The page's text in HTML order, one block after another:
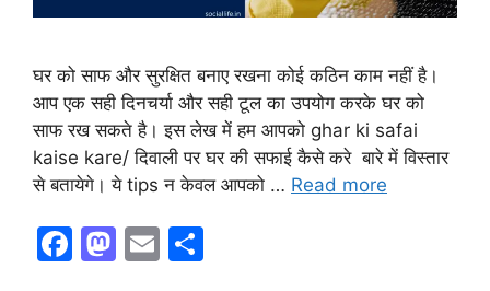
घर को साफ और सुरक्षित बनाए रखना कोई कठिन काम नहीं है।
आप एक सही दिनचर्या और सही टूल का उपयोग करके घर को
साफ रख सकते है। इस लेख में हम आपको ghar ki safai
kaise kare/ दिवाली पर घर की सफाई कैसे करे बारे में विस्तार
से बतायेगे। ये tips न केवल आपको … Read more
F
M E